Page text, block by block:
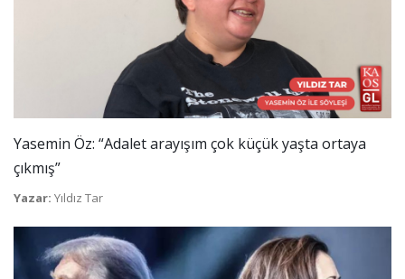
Yasemin Öz: “Adalet arayışım çok küçük yaşta ortaya
çıkmış”
Yazar: Yıldız Tar